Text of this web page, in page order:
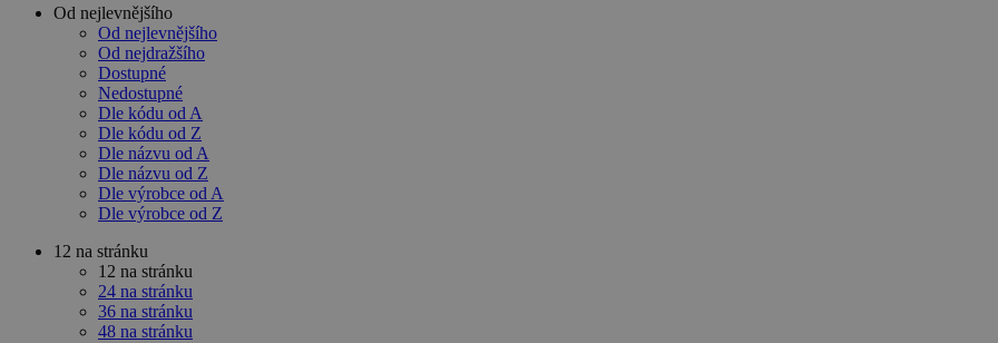
Od nejlevnějšího
Od nejlevnějšího
Od nejdražšího
Dostupné
Nedostupné
Dle kódu od A
Dle kódu od Z
Dle názvu od A
Dle názvu od Z
Dle výrobce od A
Dle výrobce od Z
12 na stránku
12 na stránku
24 na stránku
36 na stránku
48 na stránku